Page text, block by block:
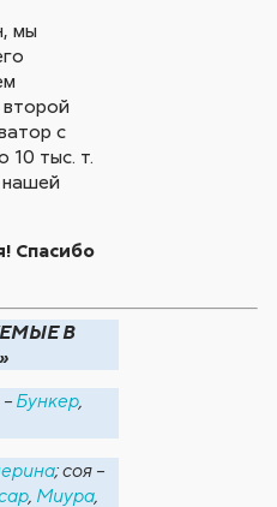
мы
с
10 тыс. т.
Спасибо
В
Бункер,
; соя –
, Миура,